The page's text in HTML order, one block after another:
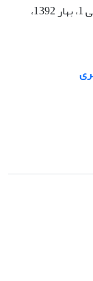
دوره 20، شماره 73 - شماره پیاپی 1، بهار 1392،